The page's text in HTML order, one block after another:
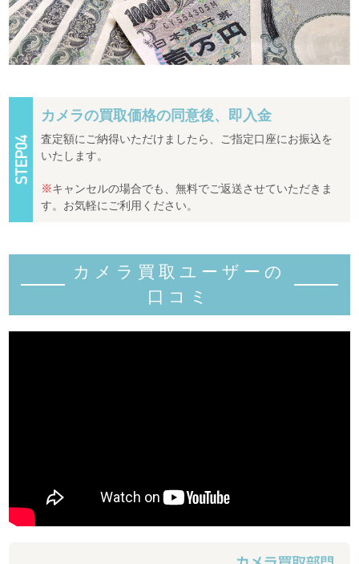
カメラの買取価格の同意後、即入金
査定額にご納得いただけましたら、ご指定口座にお振込を
いたします。
※キャンセルの場合でも、無料でご返送させていただきま
す。お気軽にご利用ください。
カメラ買取ユーザーの
口コミ